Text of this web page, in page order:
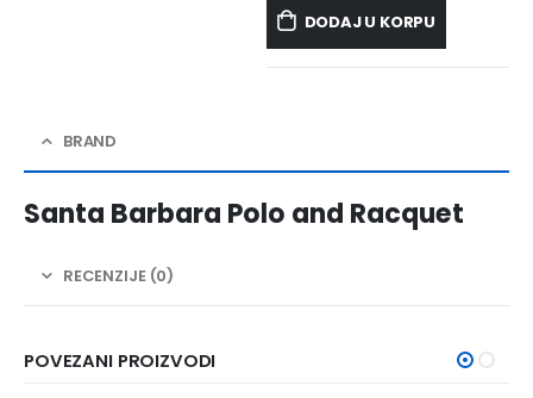
DODAJ U KORPU
BRAND
Santa Barbara Polo and Racquet
RECENZIJE (0)
POVEZANI PROIZVODI